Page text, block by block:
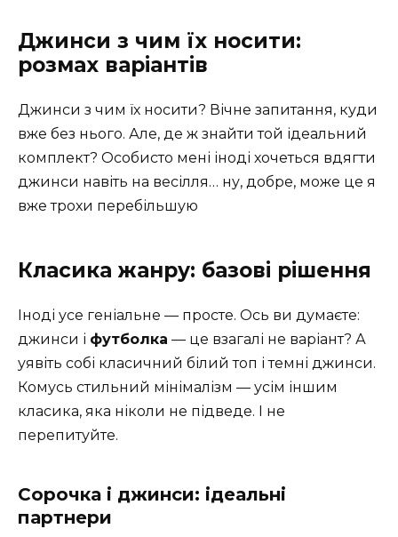
Джинси з чим їх носити:
розмах варіантів
Джинси з чим їх носити? Вічне запитання, куди
вже без нього. Але, де ж знайти той ідеальний
комплект? Особисто мені іноді хочеться вдягти
джинси навіть на весілля… ну, добре, може це я
вже трохи перебільшую
Класика жанру: базові рішення
Іноді усе геніальне — просте. Ось ви думаєте:
джинси і футболка — це взагалі не варіант? А
уявіть собі класичний білий топ і темні джинси.
Комусь стильний мінімалізм — усім іншим
класика, яка ніколи не підведе. І не
перепитуйте.
Сорочка і джинси: ідеальні
партнери